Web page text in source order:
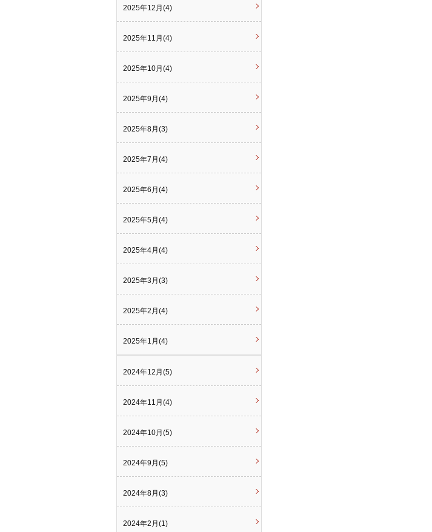
2025年12月(4)
2025年11月(4)
2025年10月(4)
2025年9月(4)
2025年8月(3)
2025年7月(4)
2025年6月(4)
2025年5月(4)
2025年4月(4)
2025年3月(3)
2025年2月(4)
2025年1月(4)
2024年12月(5)
2024年11月(4)
2024年10月(5)
2024年9月(5)
2024年8月(3)
2024年2月(1)